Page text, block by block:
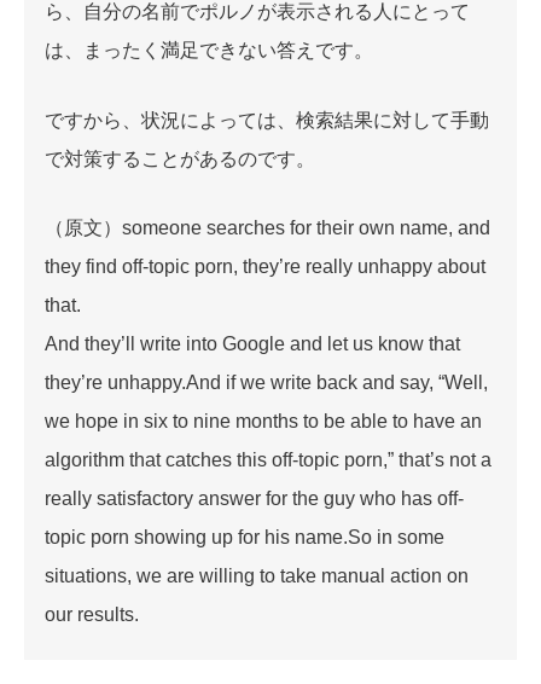
ら、自分の名前でポルノが表示される人にとって
は、まったく満足できない答えです。
ですから、状況によっては、検索結果に対して手動
で対策することがあるのです。
（原文）someone searches for their own name, and
they find off-topic porn, they’re really unhappy about
that.
And they’ll write into Google and let us know that
they’re unhappy.And if we write back and say, “Well,
we hope in six to nine months to be able to have an
algorithm that catches this off-topic porn,” that’s not a
really satisfactory answer for the guy who has off-
topic porn showing up for his name.So in some
situations, we are willing to take manual action on
our results.